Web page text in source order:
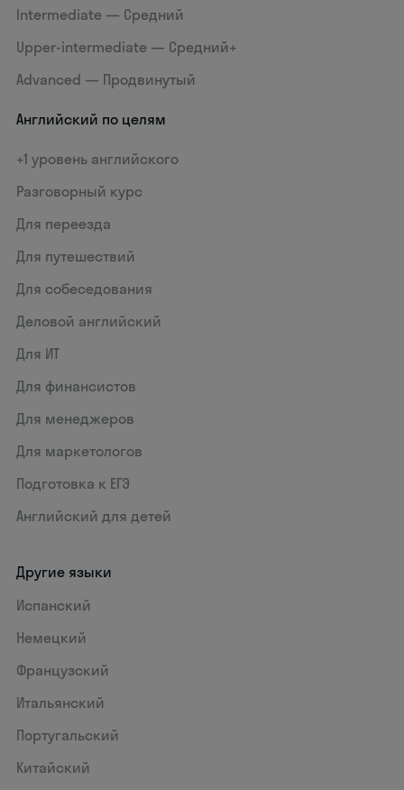
Intermediate — Средний
Upper-intermediate — Средний+
Advanced — Продвинутый
Английский по целям
+1 уровень английского
Разговорный курс
Для переезда
Для путешествий
Для собеседования
Деловой английский
Для ИТ
Для финансистов
Для менеджеров
Для маркетологов
Подготовка к ЕГЭ
Английский для детей
Другие языки
Испанский
Немецкий
Французский
Итальянский
Португальский
Китайский